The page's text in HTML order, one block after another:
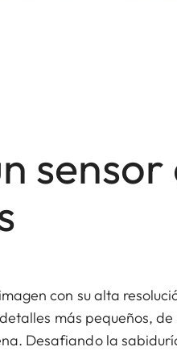
con su alta
más pequeños,
Desafiando la